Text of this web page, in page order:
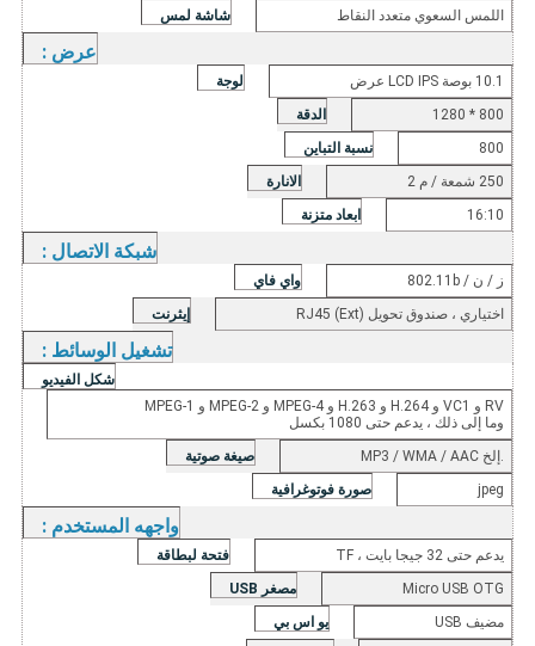
شاشة لمس
اللمس السعوي متعدد النقاط
عرض :
لوجة 10.1 بوصة LCD IPS
عرض
الدقة
1280 * 800
نسبة التباين
800
الانارة
250 شمعة / م 2
ابعاد متزنة
16:10
شبكة الاتصال :
واي فاي
802.11b / ز / ن
إيثرنت
اختياري ، صندوق تحويل RJ45 (Ext)
تشغيل الوسائط :
شكل الفيديو
MPEG-1 و MPEG-2 و MPEG-4 و H.263 و H.264 و VC1 و RV
وما إلى ذلك ، يدعم حتى 1080 بكسل
صيغة صوتية
MP3 / WMA / AAC إلخ.
صورة فوتوغرافية
jpeg
واجهه المستخدم :
فتحة لبطاقة
TF ، يدعم حتى 32 جيجا بايت
USB مصغر
Micro USB OTG
يو اس بي
مضيف USB